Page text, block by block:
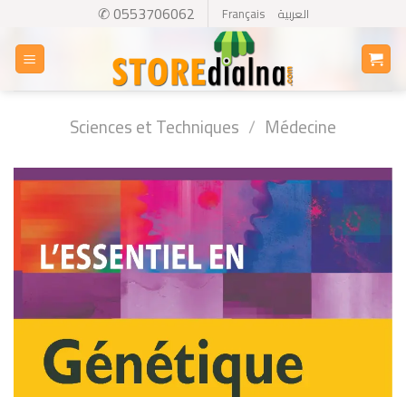
content
✆ 0553706062 Français العربية
Sciences et Techniques / Médecine